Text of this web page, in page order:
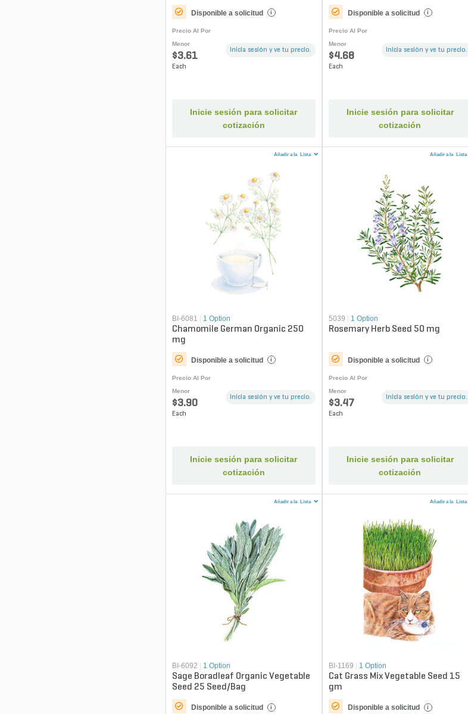
Disponible a solicitud i
Precio Al Por
Menor
$3.61
Each
Inicia sesión y ve tu precio.
Inicie sesión para solicitar
cotización
Disponible a solicitud i
Precio Al Por
Menor
$4.68
Each
Inicia sesión y ve tu precio.
Inicie sesión para solicitar
cotización
Añadir a la Lista
BI-6081 1 Option
Chamomile German Organic 250
mg
Disponible a solicitud i
Precio Al Por
Menor
$3.90
Each
Inicia sesión y ve tu precio.
Inicie sesión para solicitar
cotización
Añadir a la Lista
5039 1 Option
Rosemary Herb Seed 50 mg
Disponible a solicitud i
Precio Al Por
Menor
$3.47
Each
Inicia sesión y ve tu precio.
Inicie sesión para solicitar
cotización
Añadir a la Lista
BI-6092 1 Option
Sage Boradleaf Organic Vegetable
Seed 25 Seed/Bag
Disponible a solicitud i
Añadir a la Lista
BI-1169 1 Option
Cat Grass Mix Vegetable Seed 15
gm
Disponible a solicitud i